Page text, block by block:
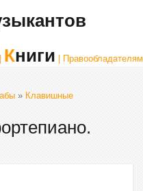
Книги | Правообладателям
» Клавишные